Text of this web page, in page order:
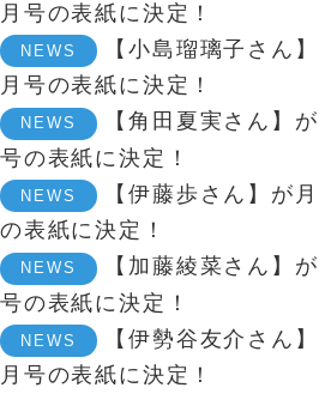
月号の表紙に決定！
NEWS
【小島瑠璃子さん
月号の表紙に決定！
NEWS
【角田夏実さん】
号の表紙に決定！
NEWS
【伊藤歩さん】が
の表紙に決定！
NEWS
【加藤綾菜さん】
号の表紙に決定！
NEWS
【伊勢谷友介さん
月号の表紙に決定！